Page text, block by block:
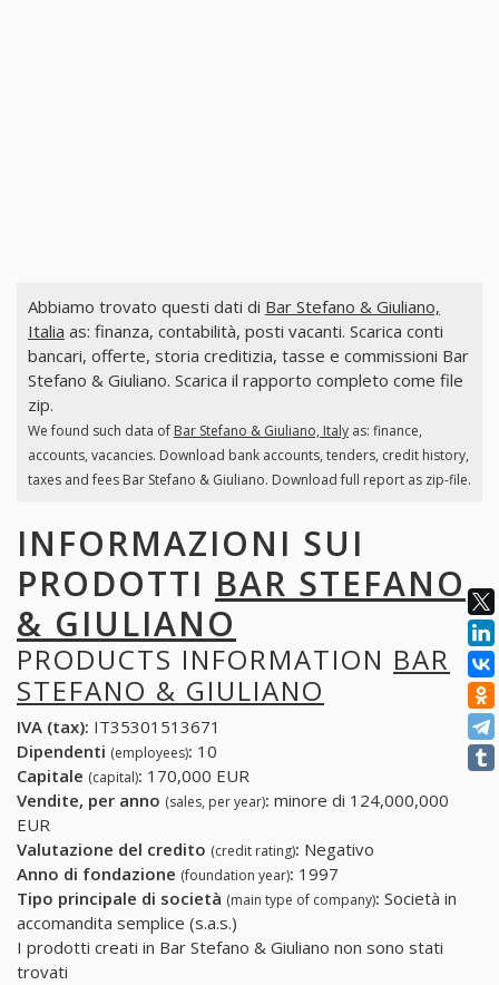
Abbiamo trovato questi dati di Bar Stefano & Giuliano,
Italia as: finanza, contabilità, posti vacanti. Scarica conti
bancari, offerte, storia creditizia, tasse e commissioni Bar
Stefano & Giuliano. Scarica il rapporto completo come file
zip.
We found such data of Bar Stefano & Giuliano, Italyas: finance,
accounts, vacancies. Download bank accounts, tenders, credit history,
taxes and fees Bar Stefano & Giuliano. Download full report as zip-file.
INFORMAZIONI SUI
PRODOTTI BAR STEFANO
& GIULIANO
PRODUCTS INFORMATION BAR
STEFANO & GIULIANO
IVA (tax): IT35301513671
Dipendenti (employees): 10
Capitale (capital): 170,000 EUR
Vendite, per anno (sales, per year): minore di 124,000,000
EUR
Valutazione del credito (credit rating): Negativo
Anno di fondazione (foundation year): 1997
Tipo principale di società (main type of company): Società in
accomandita semplice (s.a.s.)
I prodotti creati in Bar Stefano & Giuliano non sono stati
trovati